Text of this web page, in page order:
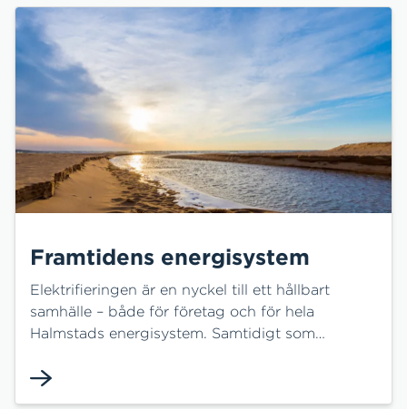
Framtidens energisystem
Elektrifieringen är en nyckel till ett hållbart
samhälle – både för företag och för hela
Halmstads energisystem. Samtidigt som
där den gör mest nytta och balansera systemet